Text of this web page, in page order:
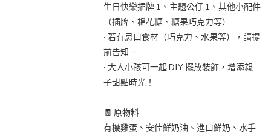
生日快樂插牌 1、主題公仔 1、其他小配件
（插牌、棉花糖、糖果巧克力等）
· 若有忌口食材（巧克力、水果等），請提
前告知。
· 大人小孩可一起 DIY 擺放裝飾，增添親
子甜點時光！
🧾 原物料
有機雞蛋、安佳鮮奶油、進口鮮奶、水手